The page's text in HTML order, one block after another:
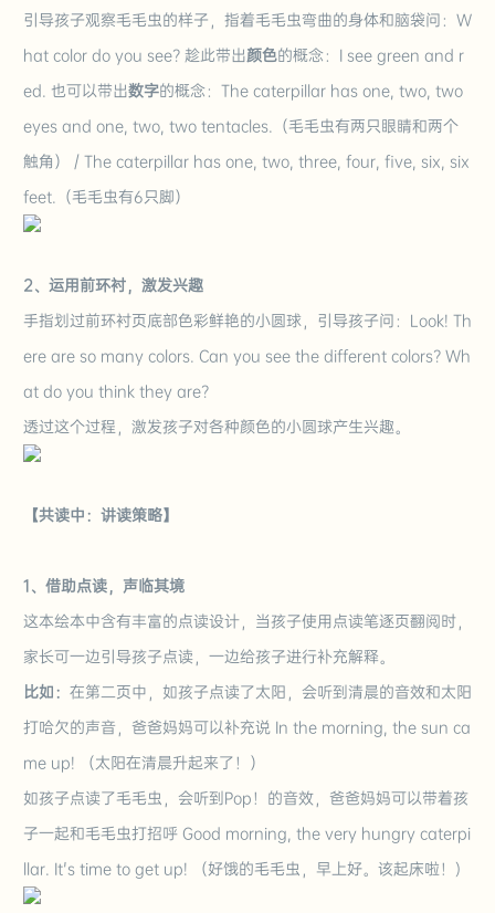
引导孩子观察毛毛虫的样子， 指着毛毛虫弯曲的身体和脑袋问：W
hat color do you see? 趁此带出颜色的概念：I see green and r
ed. 也可以带出数字的概念：The caterpillar has one, two, two
eyesand one, two, two tentacles.
（毛毛虫有两只眼睛和两个
触角） / The caterpillar has one, two, three, four, five, six, six
feet.（毛毛虫有6只脚）
2、运用前环衬，激发兴趣
手指划过前环衬页底部色彩鲜艳的小圆球，引导孩子问：Look! Th
ere are so many colors. Can you see the different colors? Wh
at do you think they are?
透过这个过程，激发孩子对各种颜色的小圆球产生兴趣。
【共读中：讲读策略】
1、借助点读，声临其境
这本绘本中含有丰富的点读设计，当孩子使用点读笔逐页翻阅时，
家长可一边引导孩子点读，一边给孩子进行补充解释。
比如： 在第二页中， 如孩子点读了太阳，会听到清晨的音效和太阳
打哈欠的声音，爸爸妈妈可以补充说 In the morning, the sun ca
me up! （太阳在清晨升起来了！）
如孩子点读了毛毛虫，会听到Pop！的音效，爸爸妈妈可以带着孩
子一起和毛毛虫打招呼 Good morning, the very hungry caterpi
llar. It's time to get up! （好饿的毛毛虫，早上好。该起床啦！)